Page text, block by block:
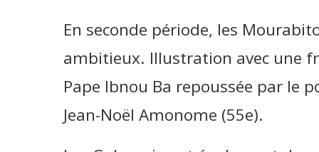
En seconde période, les
ambitieux. Illustration avec une
Pape Ibnou Ba repoussée par le
Jean-Noël Amonome (55e).